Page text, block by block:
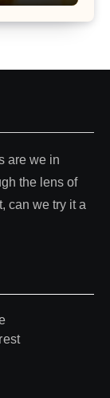
are we in
the lens of
can we try it a